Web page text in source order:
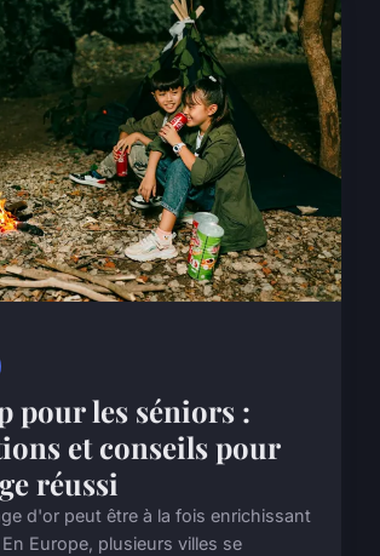
pour les séniors :
et conseils pour
réussi
d'or peut être à la fois enrichissant
Europe, plusieurs villes se